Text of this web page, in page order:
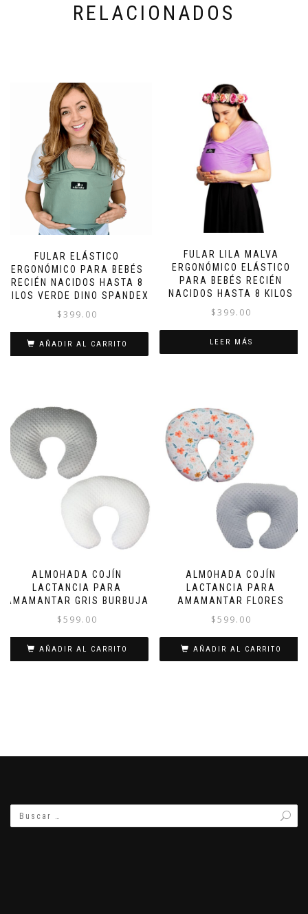
RELACIONADOS
FULAR ELÁSTICO
ERGONÓMICO PARA BEBÉS
RECIÉN NACIDOS HASTA 8
KILOS VERDE DINO SPANDEX
$399.00
AÑADIR AL CARRITO
FULAR LILA MALVA
ERGONÓMICO ELÁSTICO
PARA BEBÉS RECIÉN
NACIDOS HASTA 8 KILOS
$399.00
LEER MÁS
ALMOHADA COJÍN
LACTANCIA PARA
AMAMANTAR GRIS BURBUJA
$599.00
AÑADIR AL CARRITO
ALMOHADA COJÍN
LACTANCIA PARA
AMAMANTAR FLORES
$599.00
AÑADIR AL CARRITO